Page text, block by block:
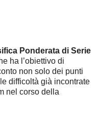
Ponderata di Serie
ha l’obiettivo di
non solo dei punti
difficoltà già incontrate
nel corso della